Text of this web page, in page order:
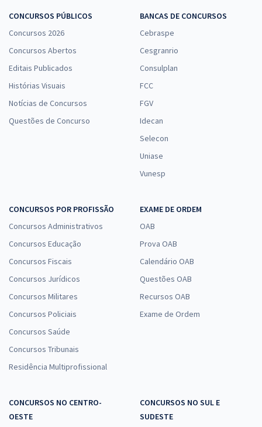
CONCURSOS PÚBLICOS
Concursos 2026
Concursos Abertos
Editais Publicados
Histórias Visuais
Notícias de Concursos
Questões de Concurso
BANCAS DE CONCURSOS
Cebraspe
Cesgranrio
Consulplan
FCC
FGV
Idecan
Selecon
Uniase
Vunesp
CONCURSOS POR PROFISSÃO
Concursos Administrativos
Concursos Educação
Concursos Fiscais
Concursos Jurídicos
Concursos Militares
Concursos Policiais
Concursos Saúde
Concursos Tribunais
Residência Multiprofissional
EXAME DE ORDEM
OAB
Prova OAB
Calendário OAB
Questões OAB
Recursos OAB
Exame de Ordem
CONCURSOS NO CENTRO-
OESTE
CONCURSOS NO SUL E
SUDESTE